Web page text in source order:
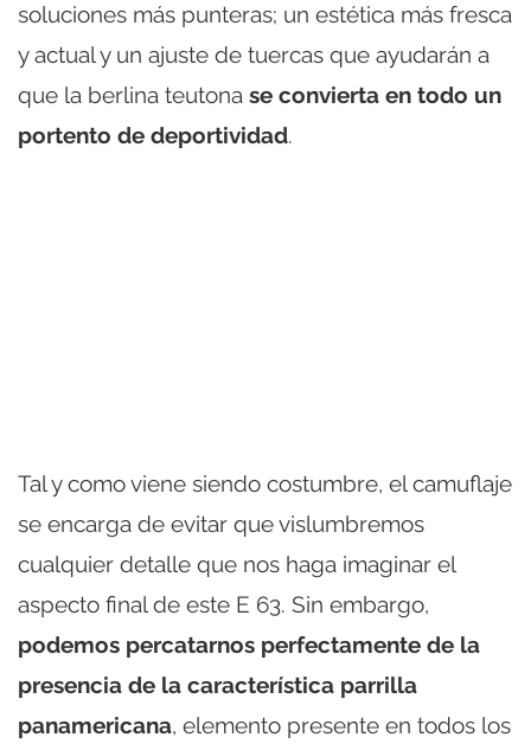
soluciones más punteras; un estética más fresca
y actual y un ajuste de tuercas que ayudarán a
que la berlina teutona se convierta en todo un
portento de deportividad.
Tal y como viene siendo costumbre, el camuflaje
se encarga de evitar que vislumbremos
cualquier detalle que nos haga imaginar el
aspecto final de este E 63. Sin embargo,
podemos percatarnos perfectamente de la
presencia de la característica parrilla
panamericana, elemento presente en todos los